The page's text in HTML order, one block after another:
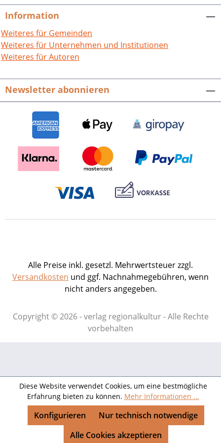
zahlreiche Karten und Abbildungen herrlich
illustriert. Haardt und Weinstraße. Ein Geo-
und Bild-Führer.Hrsg. von Michael Geiger.
Veröffentlichungen der Pfälzischen
Gesellschaft zur Förderung der
Sonderveröffentlichungen der POLLICHIA,
Verein für Naturforschung, Naturschutz und
Umweltbildung, Bd. 24. 228 S. mit 395 farbigen
Abb. sowie 39 Karten und Grafiken. Fester
Einband im attrakt. quadrat. Format.ISBN 978-
Information
Weiteres für Gemeinden
Weiteres für Unternehmen und Institutionen
Weiteres für Autoren
Newsletter abonnieren
Alle Preise inkl. gesetzl. Mehrwertsteuer zzgl.
Versandkosten und ggf. Nachnahmegebühren, wenn
nicht anders angegeben.
Copyright © 2026 - verlag regionalkultur - Alle Rechte
vorbehalten
Diese Website verwendet Cookies, um eine bestmögliche
Erfahrung bieten zu können. Mehr Informationen ...
Nur technisch notwendige
Konfigurieren
Alle Cookies akzeptieren